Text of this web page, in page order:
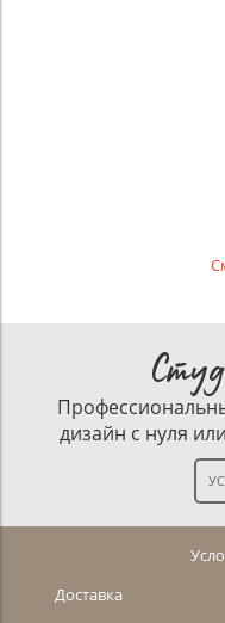
дизайн с нуля
Доставка